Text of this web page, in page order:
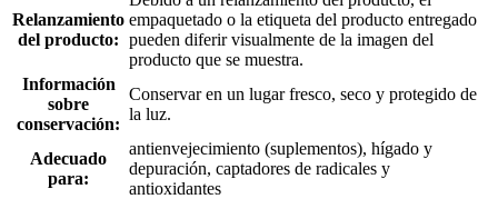
Relanzamiento
del producto:
empaquetado o la etiqueta del producto entregado
pueden diferir visualmente de la imagen del
producto que se muestra.
Información
sobre
conservación:
Conservar en un lugar fresco, seco y protegido de
la luz.
Adecuado
para:
antienvejecimiento (suplementos), hígado y
depuración, captadores de radicales y
antioxidantes